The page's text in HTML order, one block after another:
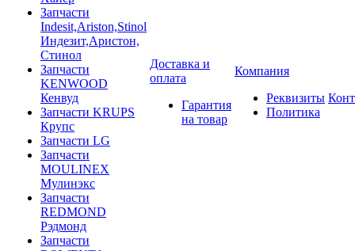
Запчасти
Indesit,Ariston,Stinol
Индезит,Аристон,
Стинол
Запчасти
KENWOOD
Кенвуд
Запчасти KRUPS
Крупс
Запчасти LG
Запчасти
MOULINEX
Мулинэкс
Запчасти
REDMOND
Рэдмонд
Запчасти
Доставка и
оплата
Гарантия
на товар
Компания
Реквизиты
Политика